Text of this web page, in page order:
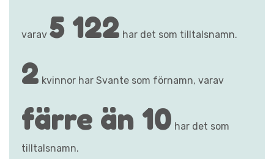
varav 5 122 har det som tilltalsnamn.
2 kvinnor har Svante som förnamn, varav
färre än 10 har det som
tilltalsnamn.